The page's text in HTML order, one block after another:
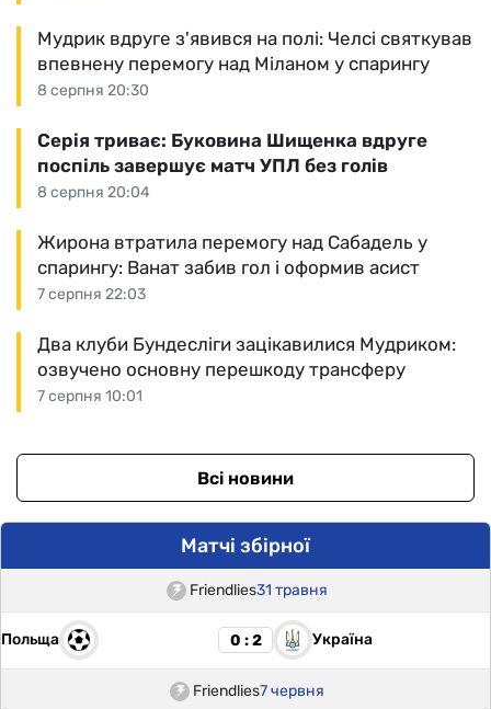
8 серпня 20:30
Мудрик вдруге з'явився на полі: Челсі святкував
впевнену перемогу над Міланом у спарингу
8 серпня 20:04
Серія триває: Буковина Шищенка вдруге
поспіль завершує матч УПЛ без голів
7 серпня 22:03
Жирона втратила перемогу над Сабадель у
спарингу: Ванат забив гол і оформив асист
7 серпня 10:01
Два клуби Бундесліги зацікавилися Мудриком:
озвучено основну перешкоду трансферу
Всі новини
Матчі збірної
Friendlies31 травня
Польща 0 : 2 Україна
Friendlies7 червня